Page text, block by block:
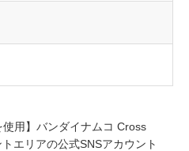
用】バンダイナムコ Cross
エリアの公式SNSアカウント